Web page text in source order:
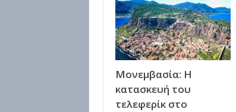
Μονεμβασία: Η
κατασκευή του
τελεφερίκ στο